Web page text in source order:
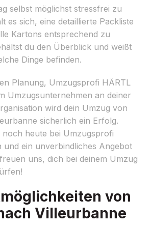
selbst möglichst stressfrei zu
es sich, eine detaillierte Packliste
Kartons entsprechend zu
du den Überblick und weißt
Dinge befinden.
Planung, Umzugsprofi HÄRTL
Umzugsunternehmen an deiner
wird dein Umzug von
sicherlich ein Erfolg.
heute bei Umzugsprofi
und ein unverbindliches Angebot
uns, dich bei deinem Umzug
von
Villeurbanne